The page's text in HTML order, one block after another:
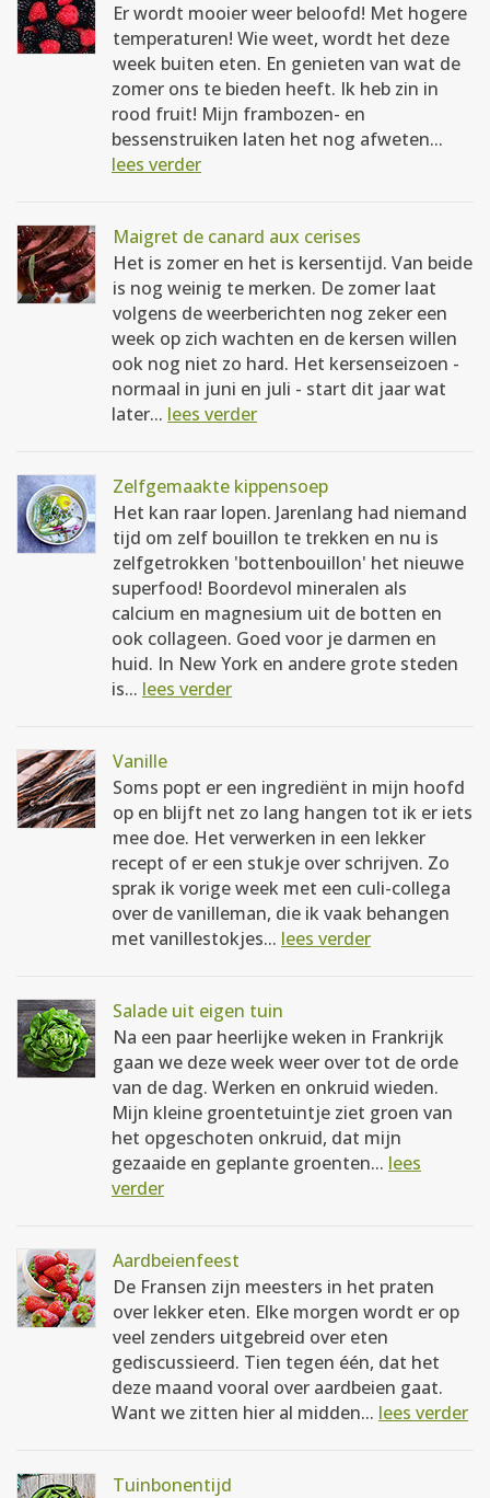
Er wordt mooier weer beloofd! Met hogere
temperaturen! Wie weet, wordt het deze
week buiten eten. En genieten van wat de
zomer ons te bieden heeft. Ik heb zin in
rood fruit! Mijn frambozen- en
bessenstruiken laten het nog afweten...
lees verder
Maigret de canard aux cerises
Het is zomer en het is kersentijd. Van beide
is nog weinig te merken. De zomer laat
volgens de weerberichten nog zeker een
week op zich wachten en de kersen willen
ook nog niet zo hard. Het kersenseizoen -
normaal in juni en juli - start dit jaar wat
later... lees verder
Zelfgemaakte kippensoep
Het kan raar lopen. Jarenlang had niemand
tijd om zelf bouillon te trekken en nu is
zelfgetrokken 'bottenbouillon' het nieuwe
superfood! Boordevol mineralen als
calcium en magnesium uit de botten en
ook collageen. Goed voor je darmen en
huid. In New York en andere grote steden
is... lees verder
Vanille
Soms popt er een ingrediënt in mijn hoofd
op en blijft net zo lang hangen tot ik er iets
mee doe. Het verwerken in een lekker
recept of er een stukje over schrijven. Zo
sprak ik vorige week met een culi-collega
over de vanilleman, die ik vaak behangen
met vanillestokjes... lees verder
Salade uit eigen tuin
Na een paar heerlijke weken in Frankrijk
gaan we deze week weer over tot de orde
van de dag. Werken en onkruid wieden.
Mijn kleine groentetuintje ziet groen van
het opgeschoten onkruid, dat mijn
gezaaide en geplante groenten... lees
verder
Aardbeienfeest
De Fransen zijn meesters in het praten
over lekker eten. Elke morgen wordt er op
veel zenders uitgebreid over eten
gediscussieerd. Tien tegen één, dat het
deze maand vooral over aardbeien gaat.
Want we zitten hier al midden... lees verder
Tuinbonentijd